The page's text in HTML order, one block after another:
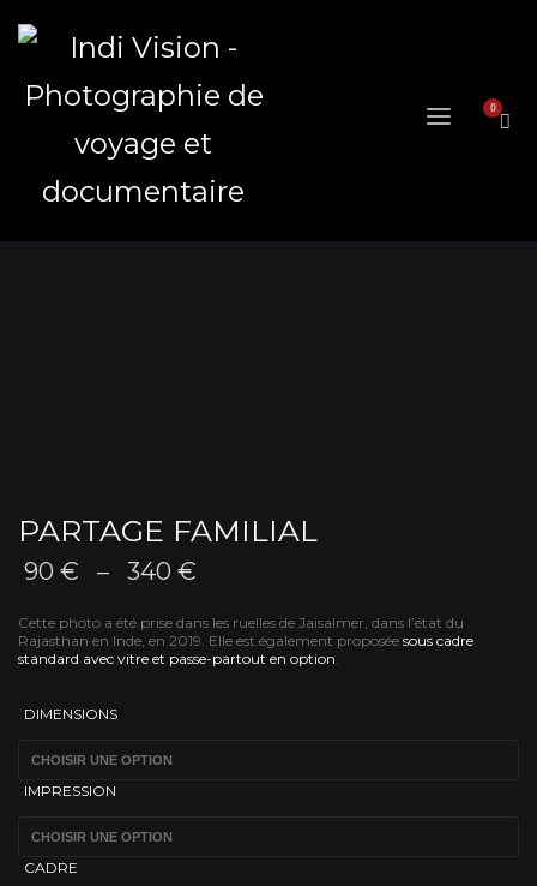
PARTAGE FAMILIAL
90 € – 340 €
prix :
Cette photo a été prise dans les ruelles de Jaisalmer, dans l’état du
Rajasthan en Inde, en 2019. Elle est également proposée sous cadre
standard avec vitre et passe-partout en option.
DIMENSIONS
IMPRESSION
CADRE